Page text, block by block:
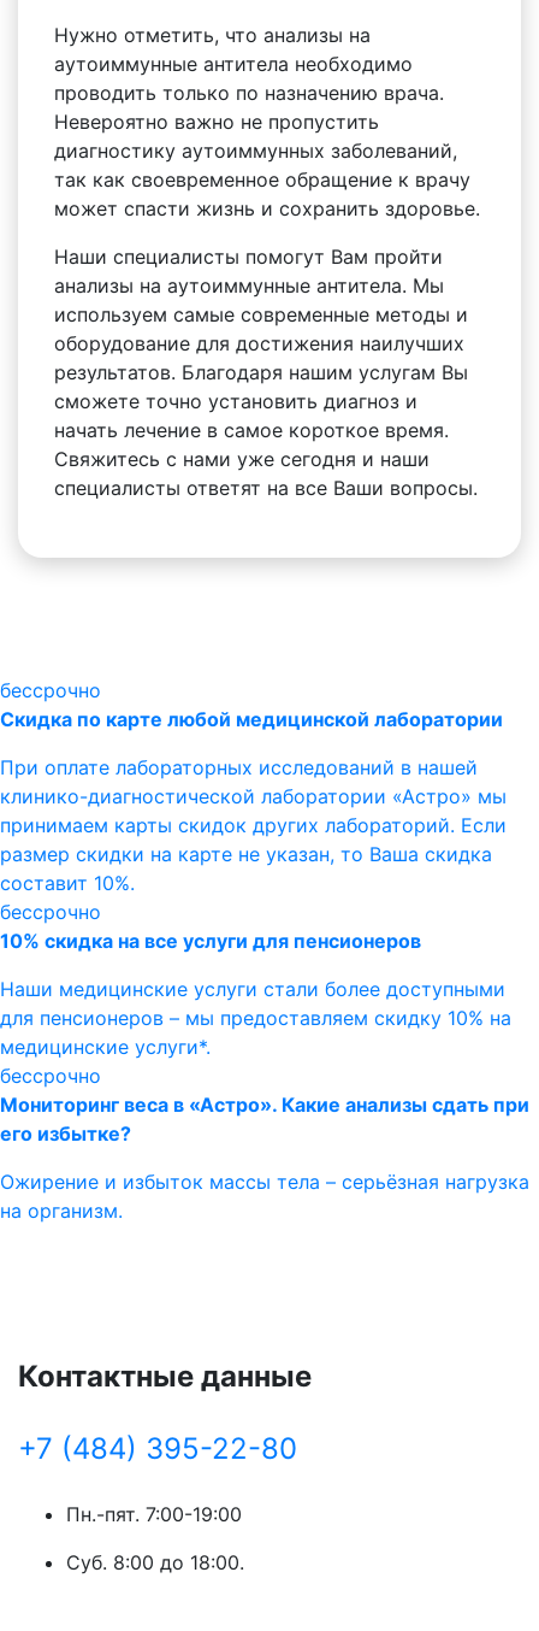
Нужно отметить, что анализы на
аутоиммунные антитела необходимо
проводить только по назначению врача.
Невероятно важно не пропустить
диагностику аутоиммунных заболеваний,
так как своевременное обращение к врачу
может спасти жизнь и сохранить здоровье.
Наши специалисты помогут Вам пройти
анализы на аутоиммунные антитела. Мы
используем самые современные методы и
оборудование для достижения наилучших
результатов. Благодаря нашим услугам Вы
сможете точно установить диагноз и
начать лечение в самое короткое время.
Свяжитесь с нами уже сегодня и наши
специалисты ответят на все Ваши вопросы.
бессрочно
Скидка по карте любой медицинской лаборатории
При оплате лабораторных исследований в нашей
клинико-диагностической лаборатории «Астро» мы
принимаем карты скидок других лабораторий. Если
размер скидки на карте не указан, то Ваша скидка
составит 10%.
бессрочно
10% скидка на все услуги для пенсионеров
Наши медицинские услуги стали более доступными
для пенсионеров – мы предоставляем скидку 10% на
медицинские услуги*.
бессрочно
Мониторинг веса в «Астро». Какие анализы сдать при
его избытке?
Ожирение и избыток массы тела – серьёзная нагрузка
на организм.
Контактные данные
+7 (484) 395-22-80
Пн.-пят. 7:00-19:00
Суб. 8:00 до 18:00.